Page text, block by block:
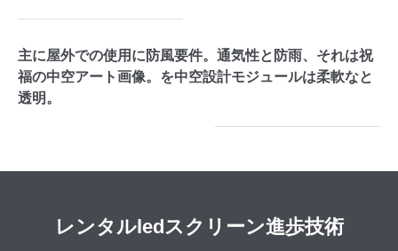
主に屋外での使用に防風要件。通気性と防雨、それは祝
福の中空アート画像。を中空設計モジュールは柔軟なと
透明。
レンタルledスクリーン進歩技術